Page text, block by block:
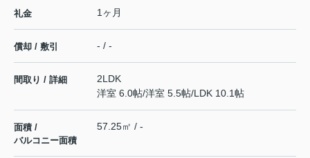
礼金 1ヶ月
償却 / 敷引 - / -
間取り / 詳細
2LDK
洋室 6.0帖/洋室 5.5帖/LDK 10.1帖
面積 /
バルコニー面積
57.25㎡ / -